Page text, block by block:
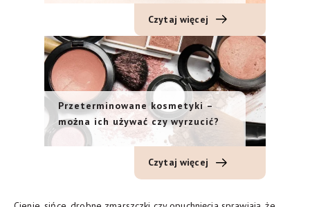
Czytaj więcej
Przeterminowane kosmetyki –
można ich używać czy wyrzucić?
Czytaj więcej